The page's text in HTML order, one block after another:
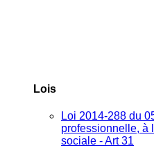
Lois
Loi 2014-288 du
professionnelle, à
sociale - Art 31